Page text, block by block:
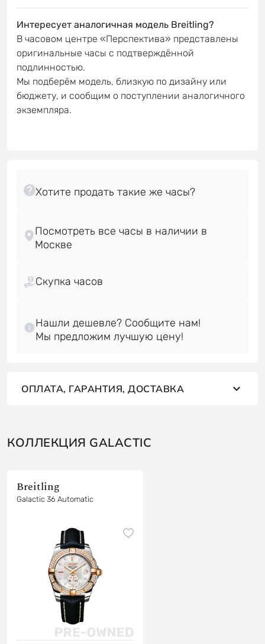
Интересует аналогичная модель Breitling?
В часовом центре «Перспектива» представлены
оригинальные часы с подтверждённой
подлинностью.
Мы подберём модель, близкую по дизайну или
бюджету, и сообщим о поступлении аналогичного
экземпляра.
Посмотреть все часы в наличии в
Скупка часов
Нашли дешевле? Сообщите нам!
ОПЛАТА, ГАРАНТИЯ, ДОСТАВКА
КОЛЛЕКЦИЯ GALACTIC
Breitling
Galactic 36 Automatic